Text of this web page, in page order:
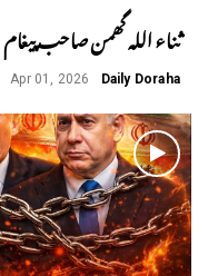
ثناء اللہ گھمن صاحب پیغام
Daily Doraha
Apr 01, 2026